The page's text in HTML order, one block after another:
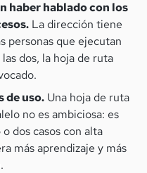
haber hablado con los
La dirección tiene
personas que ejecutan
dos, la hoja de ruta
de uso. Una hoja de ruta
no es ambiciosa: es
dos casos con alta
más aprendizaje y más